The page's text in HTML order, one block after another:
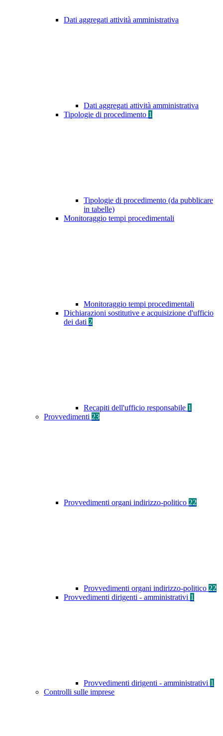
Dati aggregati attività amministrativa
Dati aggregati attività amministrativa
Tipologie di procedimento 1
Tipologie di procedimento (da pubblicare
in tabelle)
Monitoraggio tempi procedimentali
Monitoraggio tempi procedimentali
Dichiarazioni sostitutive e acquisizione d'ufficio
dei dati 2
Recapiti dell'ufficio responsabile 1
Provvedimenti 23
Provvedimenti organi indirizzo-politico 22
Provvedimenti organi indirizzo-politico 22
Provvedimenti dirigenti - amministrativi 1
Provvedimenti dirigenti - amministrativi 1
Controlli sulle imprese